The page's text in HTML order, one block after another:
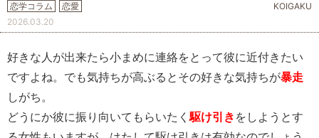
恋学コラム 恋愛
KOIGAKU
2026.03.20
好きな人が出来たら小まめに連絡をとって彼に近付きたい
ですよね。でも気持ちが高ぶるとその好きな気持ちが暴走
しがち。
どうにか彼に振り向いてもらいたく駆け引き をしようとす